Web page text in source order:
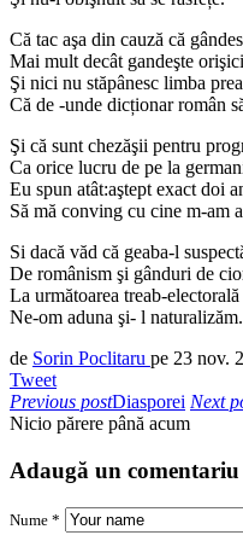
Că tac aşa din cauză că
Mai mult decât gandeşte
Şi nici nu stăpânesc limba
Că de -unde dicționar român
Şi că sunt chezăşii pentru
Ca orice lucru de pe la
Eu spun atât:aştept exact doi
Să mă conving cu cine m-am
Si dacă văd că geaba-l
De românism şi gânduri de
La următoarea treab-electorală
Ne-om aduna şi- l naturalizăm.
de Sorin Poclitaru pe 23 nov.
Tweet
Previous postDiasporei Next
Nicio părere până acum
Adaugă un comentariu
Nume *